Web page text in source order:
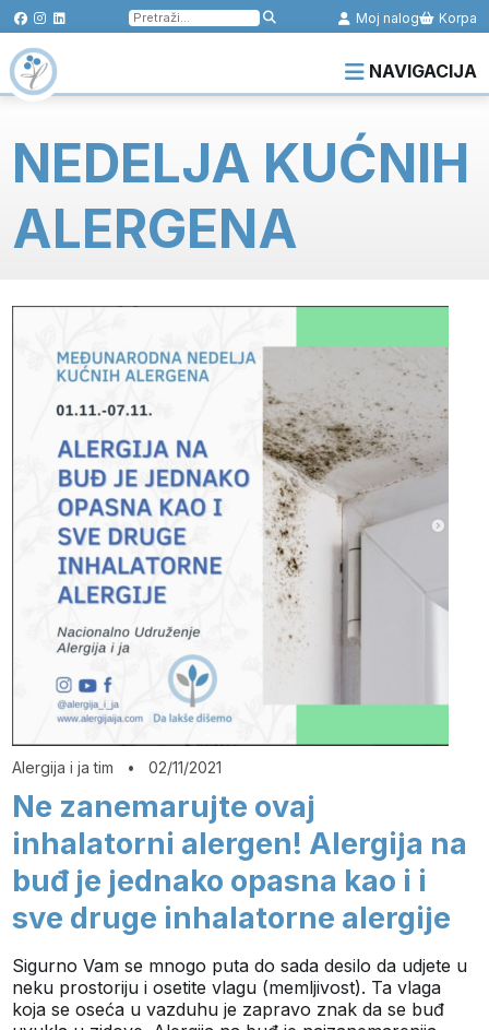
Pretraga
za:
Moj nalog Korpa
NAVIGACIJA
NEDELJA KUĆNIH
ALERGENA
Alergija i ja tim •02/11/2021
Ne zanemarujte ovaj
inhalatorni alergen! Alergija na
buđ je jednako opasna kao i i
sve druge inhalatorne alergije
Sigurno Vam se mnogo puta do sada desilo da udjete u
neku prostoriju i osetite vlagu (memljivost). Ta vlaga
koja se oseća u vazduhu je zapravo znak da se buđ